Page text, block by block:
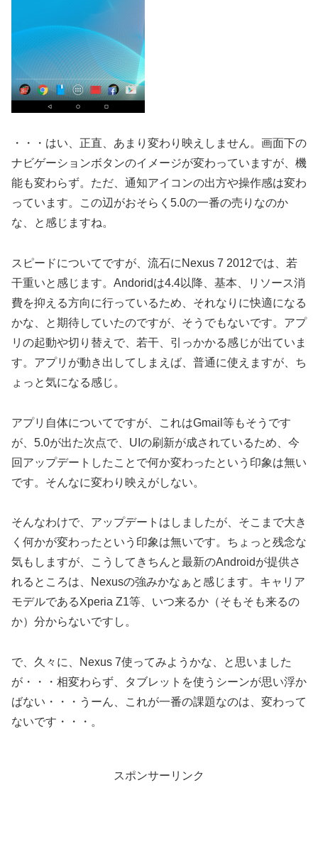
・・・はい、正直、あまり変わり映えしません。画面下の
ナビゲーションボタンのイメージが変わっていますが、機
能も変わらず。ただ、通知アイコンの出方や操作感は変わ
っています。この辺がおそらく5.0の一番の売りなのか
な、と感じますね。
スピードについてですが、流石にNexus 7 2012では、若
干重いと感じます。Andoridは4.4以降、基本、リソース消
費を抑える方向に行っているため、それなりに快適になる
かな、と期待していたのですが、そうでもないです。アプ
リの起動や切り替えで、若干、引っかかる感じが出ていま
す。アプリが動き出してしまえば、普通に使えますが、ち
ょっと気になる感じ。
アプリ自体についてですが、これはGmail等もそうです
が、5.0が出た次点で、UIの刷新が成されているため、今
回アップデートしたことで何か変わったという印象は無い
です。そんなに変わり映えがしない。
そんなわけで、アップデートはしましたが、そこまで大き
く何かが変わったという印象は無いです。ちょっと残念な
気もしますが、こうしてきちんと最新のAndroidが提供さ
れるところは、Nexusの強みかなぁと感じます。キャリア
モデルであるXperia Z1等、いつ来るか（そもそも来るの
か）分からないですし。
で、久々に、Nexus 7使ってみようかな、と思いました
が・・・相変わらず、タブレットを使うシーンが思い浮か
ばない・・・うーん、これが一番の課題なのは、変わって
ないです・・・。
スポンサーリンク